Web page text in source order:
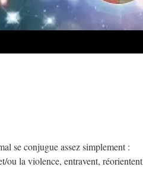
se conjugue assez simplement :
ou la violence, entravent, réorientent